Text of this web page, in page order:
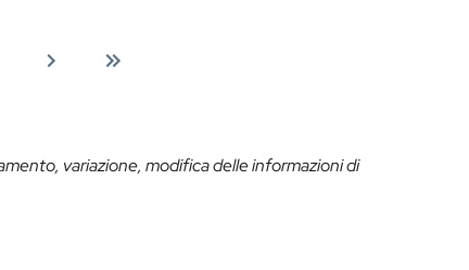
variazione, modifica delle informazioni di